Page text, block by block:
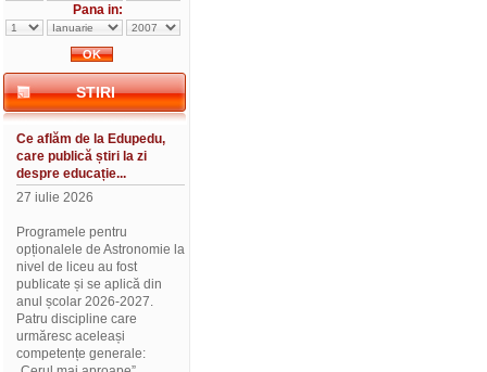
Pana in:
STIRI
Ce aflăm de la Edupedu,
care publică știri la zi
despre educație...
27 iulie 2026
Programele pentru
opționalele de Astronomie la
nivel de liceu au fost
publicate și se aplică din
anul școlar 2026-2027.
Patru discipline care
urmăresc aceleași
competențe generale: